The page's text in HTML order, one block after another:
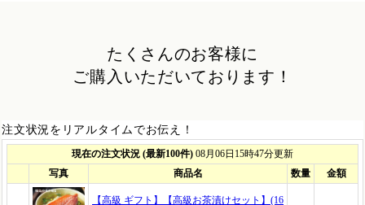
たくさんのお客様に
ご購入いただいております！
注文状況をリアルタイムでお伝え！